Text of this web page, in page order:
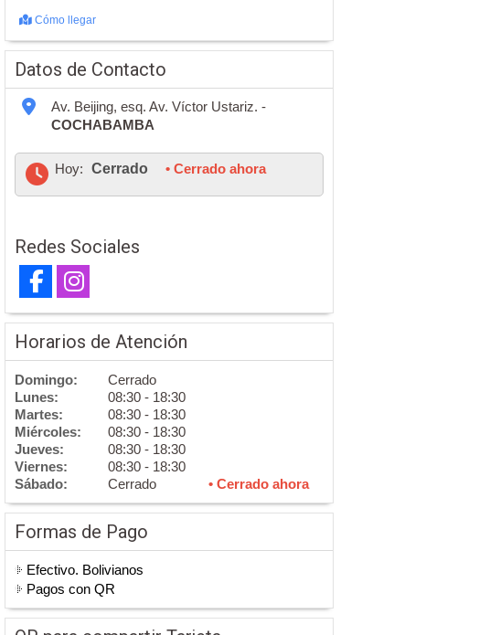
Cómo llegar
Datos de Contacto
Av. Beijing, esq. Av. Víctor Ustariz. -
COCHABAMBA
Hoy: Cerrado • Cerrado ahora
Redes Sociales
Horarios de Atención
Domingo:
Cerrado
Lunes:
08:30 - 18:30
Martes:
08:30 - 18:30
Miércoles:
08:30 - 18:30
Jueves:
08:30 - 18:30
Viernes:
08:30 - 18:30
Sábado:
Cerrado • Cerrado ahora
Formas de Pago
Efectivo. Bolivianos
Pagos con QR